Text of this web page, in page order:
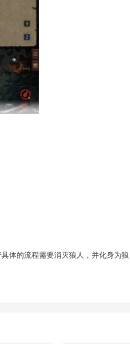
体的流程需要消灭狼人，并化身为狼